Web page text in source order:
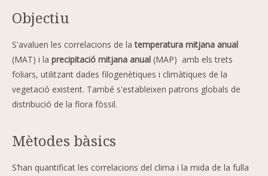
Objectiu
S'avaluen les correlacions de latemperatura mitjana anual
(MAT) i la precipitació mitjana anual (MAP) amb els trets
foliars, utilitzant dades filogenètiques i climàtiques de la
vegetació existent. També s'estableixen patrons globals de
distribució de la flora fòssil.
Mètodes bàsics
S’han quantificat les correlacions del clima i la mida de la fulla